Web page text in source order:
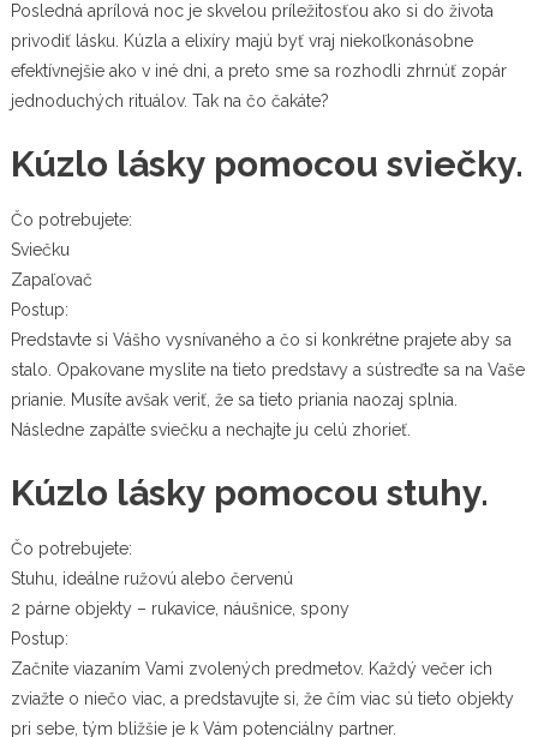
Posledná aprílová noc je skvelou príležitosťou ako si do života
privodiť lásku. Kúzla a elixíry majú byť vraj niekoľkonásobne
efektívnejšie ako v iné dni, a preto sme sa rozhodli zhrnúť zopár
jednoduchých rituálov. Tak na čo čakáte?
Kúzlo lásky pomocou sviečky.
Čo potrebujete:
Sviečku
Zapaľovač
Postup:
Predstavte si Vášho vysnívaného a čo si konkrétne prajete aby sa
stalo. Opakovane myslite na tieto predstavy a sústreďte sa na Vaše
prianie. Musíte avšak veriť, že sa tieto priania naozaj splnia.
Následne zapáľte sviečku a nechajte ju celú zhorieť.
Kúzlo lásky pomocou stuhy.
Čo potrebujete:
Stuhu, ideálne ružovú alebo červenú
2 párne objekty – rukavice, náušnice, spony
Postup:
Začnite viazaním Vami zvolených predmetov. Každý večer ich
zviažte o niečo viac, a predstavujte si, že čím viac sú tieto objekty
pri sebe, tým bližšie je k Vám potenciálny partner.